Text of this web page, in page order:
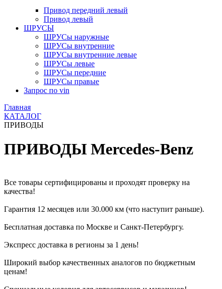
Привод передний левый
Привод левый
ШРУСЫ
ШРУСы наружные
ШРУСы внутренние
ШРУСы внутренние левые
ШРУСы левые
ШРУСы передние
ШРУСы правые
Запрос по vin
Главная
КАТАЛОГ
ПРИВОДЫ
ПРИВОДЫ Mercedes-Benz
Все товары сертифицированы и проходят проверку на
качества!
Гарантия 12 месяцев или 30.000 км (что наступит раньше).
Бесплатная доставка по Москве и Санкт-Петербургу.
Экспресс доставка в регионы за 1 день!
Широкий выбор качественных аналогов по бюджетным
ценам!